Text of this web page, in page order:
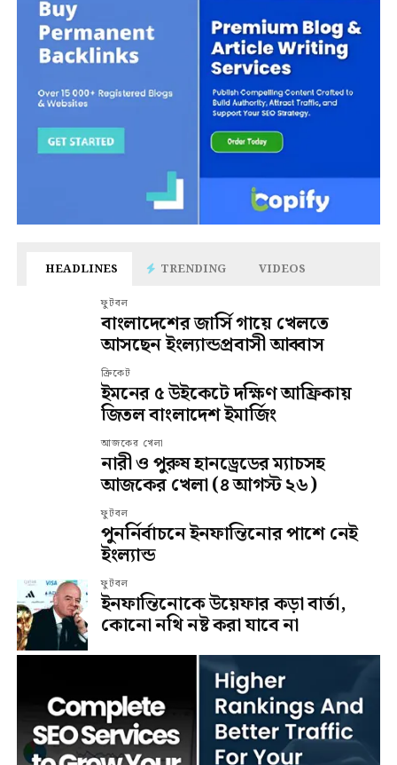
HEADLINES TRENDING VIDEOS
ফুটবল
বাংলাদেশের জার্সি গায়ে খেলতে
আসছেন ইংল্যান্ডপ্রবাসী আব্বাস
ক্রিকেট
ইমনের ৫ উইকেটে দক্ষিণ আফ্রিকায়
জিতল বাংলাদেশ ইমার্জিং
আজকের খেলা
নারী ও পুরুষ হানড্রেডের ম্যাচসহ
আজকের খেলা (৪ আগস্ট ২৬)
ফুটবল
পুনর্নির্বাচনে ইনফান্তিনোর পাশে নেই
ইংল্যান্ড
ফুটবল
ইনফান্তিনোকে উয়েফার কড়া বার্তা,
কোনো নথি নষ্ট করা যাবে না